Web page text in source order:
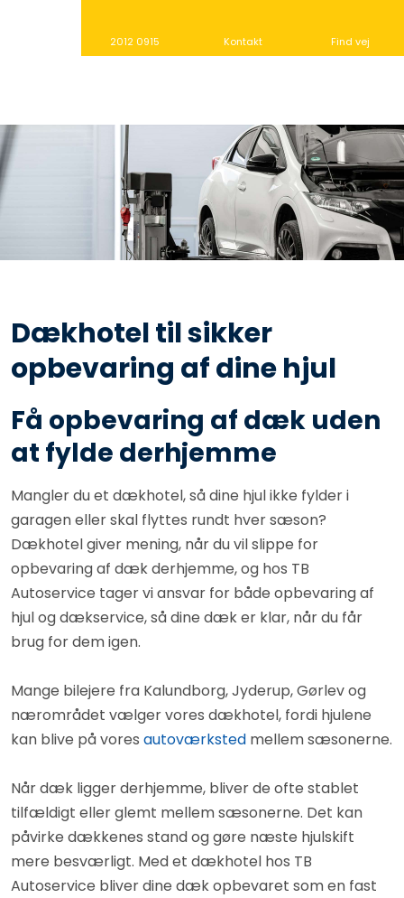
2012 0915 Kontakt Find vej
Dækhotel til sikker
opbevaring af dine hjul
Få opbevaring af dæk uden
at fylde derhjemme
Mangler du et dækhotel, så dine hjul ikke fylder i
garagen eller skal flyttes rundt hver sæson?
Dækhotel giver mening, når du vil slippe for
opbevaring af dæk derhjemme, og hos TB
Autoservice tager vi ansvar for både opbevaring af
hjul og dækservice, så dine dæk er klar, når du får
brug for dem igen.
Mange bilejere fra Kalundborg, Jyderup, Gørlev og
nærområdet vælger vores dækhotel, fordi hjulene
kan blive på voresautoværksted mellem sæsonerne.
Når dæk ligger derhjemme, bliver de ofte stablet
tilfældigt eller glemt mellem sæsonerne. Det kan
påvirke dækkenes stand og gøre næste hjulskift
mere besværligt. Med et dækhotel hos TB
Autoservice bliver dine dæk opbevaret som en fast